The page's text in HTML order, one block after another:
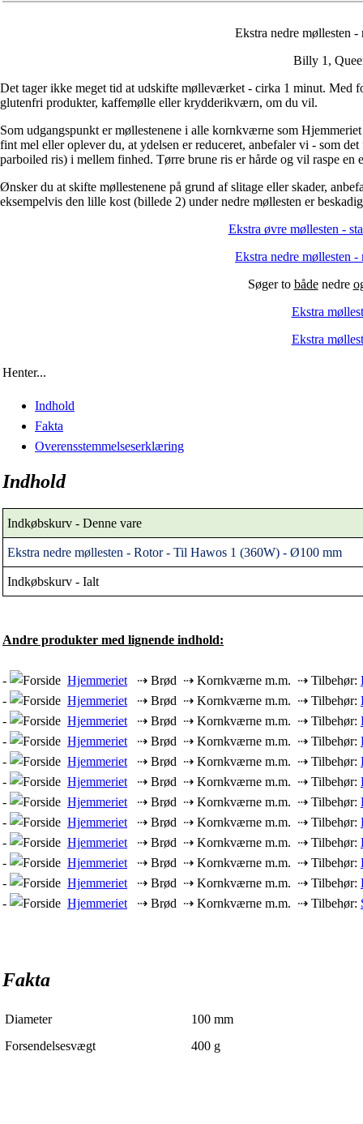
Ekstra nedre møllesten
Billy 1,
Det tager ikke meget tid at udskifte mølleværket - cirka 1 minut.
glutenfri produkter, kaffemølle eller krydderikværn, om du vil.
Som udgangspunkt er møllestenene i alle kornkværne som
fint mel eller oplever du, at ydelsen er reduceret, anbefaler vi - som
parboiled ris) i mellem finhed. Tørre brune ris er hårde og vil raspe
Ønsker du at skifte møllestenene på grund af slitage eller skader,
eksempelvis den lille kost (billede 2) under nedre møllesten er
Ekstra øvre møllesten -
Ekstra nedre møllesten
Søger to bådenedre
Ekstra
Ekstra
Henter...
Indhold
Fakta
Overensstemmelseserklæring
Indhold
Indkøbskurv - Denne vare
Ekstra nedre møllesten - Rotor - Til Hawos 1 (360W) - Ø100 mm
Indkøbskurv - Ialt
Andre produkter med lignende indhold:
- Hjemmeriet ⇢ Brød ⇢ Kornkværne m.m. ⇢ Tilbehør:
-
Hjemmeriet ⇢ Brød ⇢ Kornkværne m.m. ⇢ Tilbehør:
-
Hjemmeriet ⇢ Brød ⇢ Kornkværne m.m. ⇢ Tilbehør:
-
Hjemmeriet ⇢ Brød ⇢ Kornkværne m.m. ⇢ Tilbehør:
-
Hjemmeriet ⇢ Brød ⇢ Kornkværne m.m. ⇢ Tilbehør:
-
Hjemmeriet ⇢ Brød ⇢ Kornkværne m.m. ⇢ Tilbehør:
-
Hjemmeriet ⇢ Brød ⇢ Kornkværne m.m. ⇢ Tilbehør:
-
Hjemmeriet ⇢ Brød ⇢ Kornkværne m.m. ⇢ Tilbehør:
-
Hjemmeriet ⇢ Brød ⇢ Kornkværne m.m. ⇢ Tilbehør:
-
Hjemmeriet ⇢ Brød ⇢ Kornkværne m.m. ⇢ Tilbehør:
-
Hjemmeriet ⇢ Brød ⇢ Kornkværne m.m. ⇢ Tilbehør:
-
Hjemmeriet ⇢ Brød ⇢ Kornkværne m.m. ⇢ Tilbehør:
Fakta
Diameter 100 mm
Forsendelsesvægt
400 g